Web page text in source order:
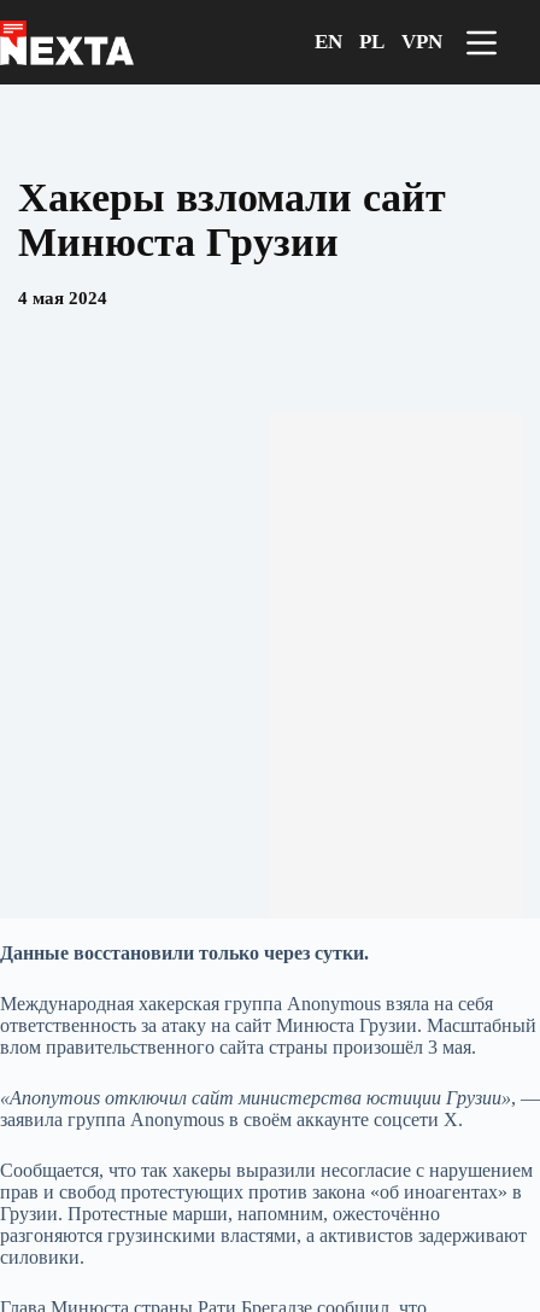
к
сути
EN PL VPN
Хакеры взломали сайт
Минюста Грузии
4 мая 2024
Данные восстановили только через сутки.
Международная хакерская группа Anonymous взяла на себя
ответственность за атаку на сайт Минюста Грузии. Масштабный
влом правительственного сайта страны произошёл 3 мая.
«Anonymous отключил сайт министерства юстиции Грузии», —
заявила группа Anonymous в своём аккаунте соцсети Х.
Сообщается, что так хакеры выразили несогласие с нарушением
прав и свобод протестующих против закона «об иноагентах» в
Грузии. Протестные марши, напомним, ожесточённо
разгоняются грузинскими властями, а активистов задерживают
силовики.
Глава Минюста страны Рати Брегадзе сообщил, что